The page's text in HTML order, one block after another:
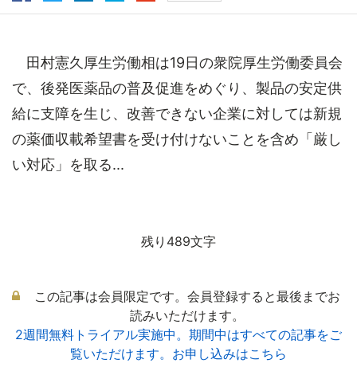
田村憲久厚生労働相は19日の衆院厚生労働委員会
で、後発医薬品の普及促進をめぐり、製品の安定供
給に支障を生じ、改善できない企業に対しては新規
の薬価収載希望書を受け付けないことを含め「厳し
い対応」を取る...
残り489文字
この記事は会員限定です。会員登録すると最後までお
読みいただけます。
2週間無料トライアル実施中。期間中はすべての記事をご
覧いただけます。お申し込みはこちら